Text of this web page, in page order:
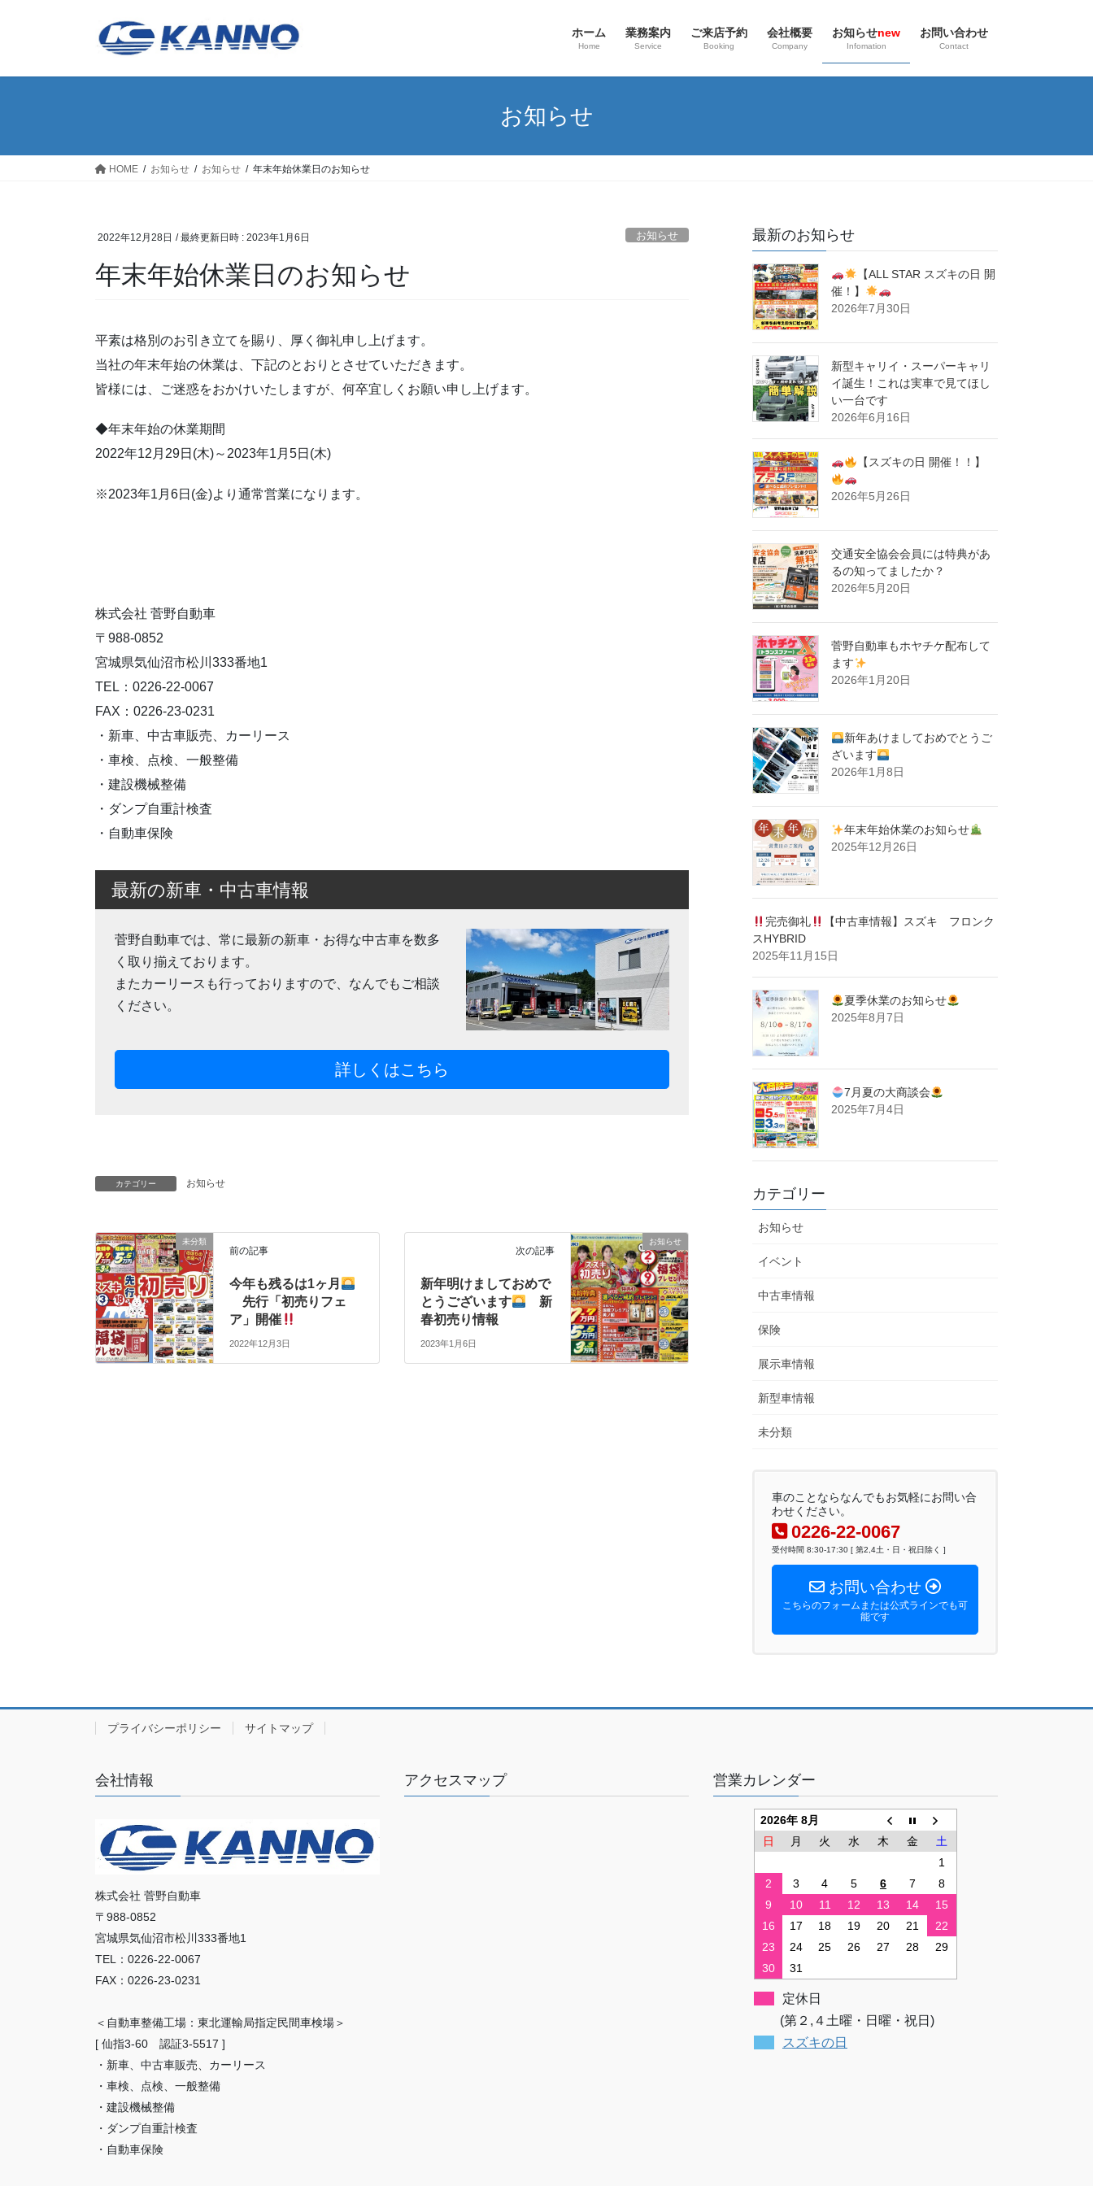
ホーム
Home
業務案内
Service
ご来店予約
Booking
会社概要
Company
お知らせnew
Infomation
お問い合わせ
Contact
お知らせ
HOME お知らせ お知らせ 年末年始休業日のお知らせ
2022年12月28日 / 最終更新日時 : 2023年1月6日 お知らせ
年末年始休業日のお知らせ
平素は格別のお引き立てを賜り、厚く御礼申し上げます。
当社の年末年始の休業は、下記のとおりとさせていただきます。
皆様には、ご迷惑をおかけいたしますが、何卒宜しくお願い申し上げます。
◆年末年始の休業期間
2022年12月29日(木)～2023年1月5日(木)
※2023年1月6日(金)より通常営業になります。
株式会社 菅野自動車
〒988-0852
宮城県気仙沼市松川333番地1
TEL：0226-22-0067
FAX：0226-23-0231
・新車、中古車販売、カーリース
・車検、点検、一般整備
・建設機械整備
・ダンプ自重計検査
・自動車保険
最新の新車・中古車情報
菅野自動車では、常に最新の新車・お得な中古車を数多
く取り揃えております。
またカーリースも行っておりますので、なんでもご相談
ください。
詳しくはこちら
カテゴリー お知らせ
未分類
前の記事
今年も残るは1ヶ月
先行「初売りフェ
ア」開催
2022年12月3日
お知らせ
次の記事
新年明けましておめで
とうございます
新
春初売り情報
2023年1月6日
最新のお知らせ
【ALL STAR スズキの日 開
催！】
2026年7月30日
新型キャリイ・スーパーキャリ
イ誕生！これは実車で見てほし
い一台です
2026年6月16日
【スズキの日 開催！！】
2026年5月26日
交通安全協会会員には特典があ
るの知ってましたか？
2026年5月20日
菅野自動車もホヤチケ配布して
ます
2026年1月20日
新年あけましておめでとうご
ざいます
2026年1月8日
年末年始休業のお知らせ
2025年12月26日
完売御礼
【中古車情報】スズキ フロンク
スHYBRID
2025年11月15日
夏季休業のお知らせ
2025年8月7日
7月夏の大商談会
2025年7月4日
カテゴリー
お知らせ
イベント
中古車情報
保険
展示車情報
新型車情報
未分類
車のことならなんでもお気軽にお問い合
わせください。
0226-22-0067
受付時間 8:30-17:30 [ 第2,4土・日・祝日除く ]
お問い合わせ
こちらのフォームまたは公式ラインでも可
能です
プライバシーポリシー サイトマップ
会社情報
株式会社 菅野自動車
〒988-0852
宮城県気仙沼市松川333番地1
TEL：0226-22-0067
FAX：0226-23-0231
＜自動車整備工場：東北運輸局指定民間車検場＞
[ 仙指3-60 認証3-5517 ]
・新車、中古車販売、カーリース
・車検、点検、一般整備
・建設機械整備
・ダンプ自重計検査
・自動車保険
アクセスマップ 営業カレンダー
2026年 8月
日
月 火 水 木 金
土
1
2
3 4 5 6 7
8
9
10 11 12 13 14
15
16
17 18 19 20 21
22
23
24 25 26 27 28
29
30
31
定休日
(第２,４土曜・日曜・祝日)
スズキの日